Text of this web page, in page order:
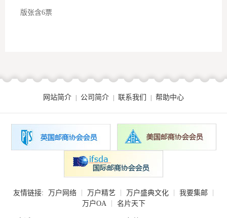
版张含6票
网站简介 公司简介 联系我们 帮助中心
友情链接: 万户网络 万户精艺 万户盛典文化 我要集邮
万户OA
名片天下